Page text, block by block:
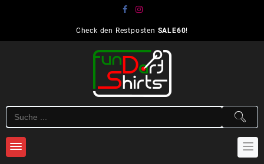
Check den Restposten SALE60!